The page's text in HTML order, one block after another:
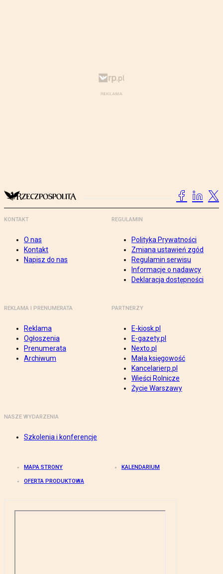
KONTAKT
O nas
Kontakt
Napisz do nas
REGULAMIN
Polityka Prywatności
Zmiana ustawień zgód
Regulamin serwisu
Informacje o nadawcy
Deklaracja dostępności
REKLAMA I PRENUMERATA
Reklama
Ogłoszenia
Prenumerata
Archiwum
PARTNERZY
E-kiosk.pl
E-gazety.pl
Nexto.pl
Mała księgowość
Kancelarierp.pl
Wieści Rolnicze
Życie Warszawy
NASZE WYDARZENIA
Szkolenia i konferencje
MAPA STRONY KALENDARIUM
OFERTA PRODUKTOWA